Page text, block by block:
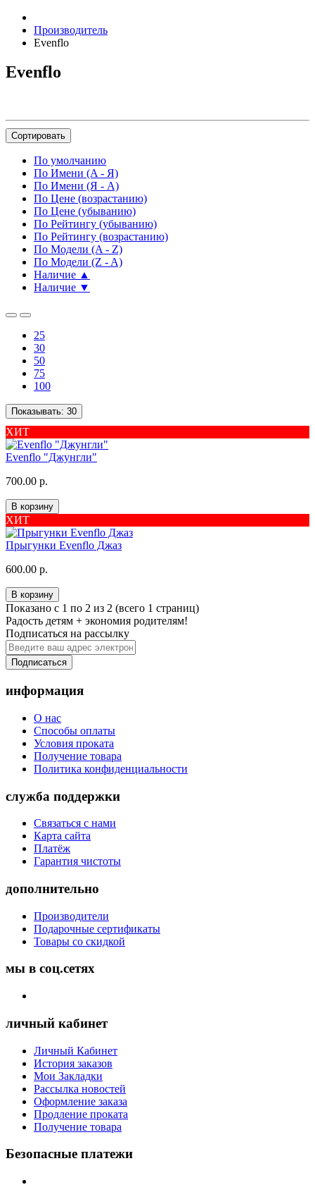
Производитель
Evenflo
Evenflo
Сортировать
По умолчанию
По Имени (A - Я)
По Имени (Я - A)
По Цене (возрастанию)
По Цене (убыванию)
По Рейтингу (убыванию)
По Рейтингу (возрастанию)
По Модели (A - Z)
По Модели (Z - A)
Наличие ▲
Наличие ▼
25
30
50
75
100
Показывать: 30
ХИТ
Evenflo "Джунгли"
700.00 р.
В корзину
ХИТ
Прыгунки Evenflo Джаз
600.00 р.
В корзину
Показано с 1 по 2 из 2 (всего 1 страниц)
Радость детям + экономия родителям!
Подписаться на рассылку
Подписаться
информация
О нас
Способы оплаты
Условия проката
Получение товара
Политика конфиденциальности
служба поддержки
Связаться с нами
Карта сайта
Платёж
Гарантия чистоты
дополнительно
Производители
Подарочные сертификаты
Товары со скидкой
мы в соц.сетях
личный кабинет
Личный Кабинет
История заказов
Мои Закладки
Рассылка новостей
Оформление заказа
Продление проката
Получение товара
Безопасные платежи